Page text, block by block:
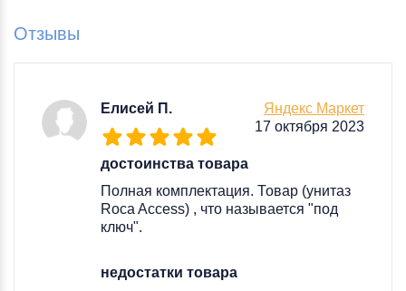
Отзывы
Елисей П.
Яндекс Маркет
17 октября 2023
достоинства товара
Полная комплектация. Товар (унитаз
Roca Access) , что называется "под
ключ".
недостатки товара